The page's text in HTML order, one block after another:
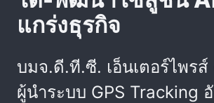
แกร่งธุรกิจ
บมจ.ดี.ที.ซี. เอ็นเตอร์ไพรส์
ผู้นำระบบ GPS Tracking